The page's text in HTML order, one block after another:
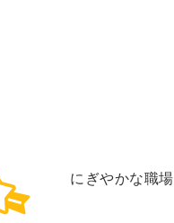
にぎやかな職場